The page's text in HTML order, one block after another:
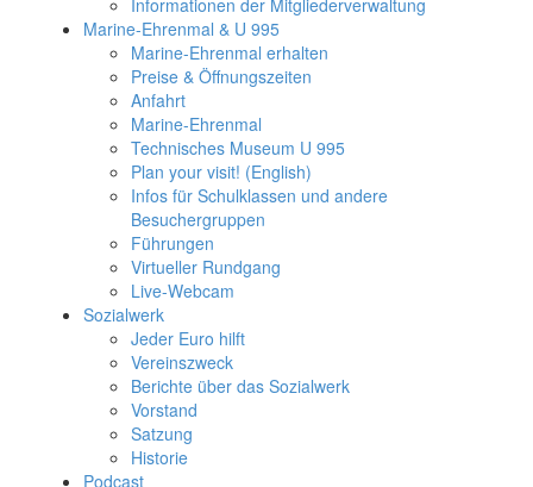
Informationen der Mitgliederverwaltung
Marine-Ehrenmal & U 995
Marine-Ehrenmal erhalten
Preise & Öffnungszeiten
Anfahrt
Marine-Ehrenmal
Technisches Museum U 995
Plan your visit! (English)
Infos für Schulklassen und andere
Besuchergruppen
Führungen
Virtueller Rundgang
Live-Webcam
Sozialwerk
Jeder Euro hilft
Vereinszweck
Berichte über das Sozialwerk
Vorstand
Satzung
Historie
Podcast